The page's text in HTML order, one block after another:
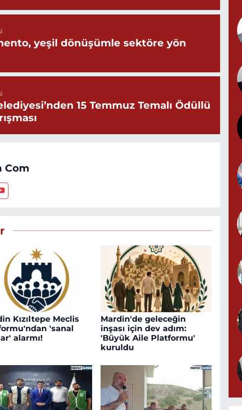
yeşil dönüşümle sektöre yön
15 Temmuz Temalı Ödüllü
Com
Kızıltepe Meclis
'sanal
alarmı!
Mardin'de geleceğin
inşası için dev adım:
'Büyük Aile Platformu'
kuruldu